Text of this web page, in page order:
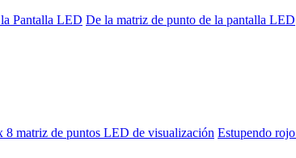
Pantalla LED De la matriz de punto de la pantalla LED
8 matriz de puntos LED de visualización Estupendo